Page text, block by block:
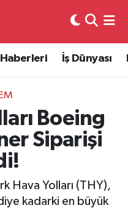
Haberleri İş Dünyası
Boeing
Siparişi
Hava Yolları (THY),
kadarki en büyük
Fikstür